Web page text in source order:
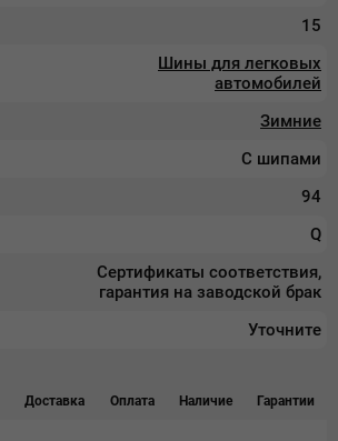
15
Шины для легковых
автомобилей
Зимние
С шипами
94
Q
Сертификаты соответствия,
гарантия на заводской брак
Уточните
Доставка Оплата Наличие Гарантии